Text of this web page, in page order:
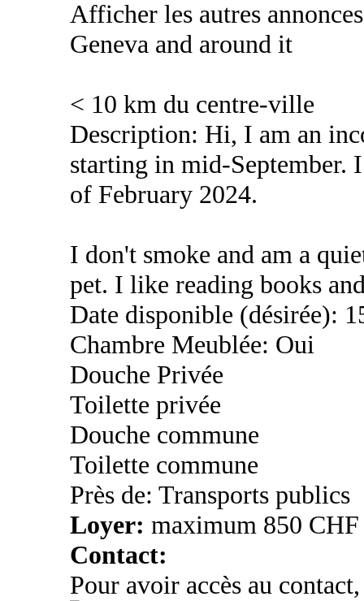
Afficher les autres
Geneva and around it
< 10 km du centre-ville
Description: Hi, I am an
starting in mid-
of February 2024.
I don't smoke and am a
pet. I like reading books
Date disponible (désirée):
Chambre Meublée: Oui
Douche Privée
Toilette privée
Douche commune
Toilette commune
Près de: Transports publics
Loyer: maximum 850 CHF
Contact:
Pour avoir accès au